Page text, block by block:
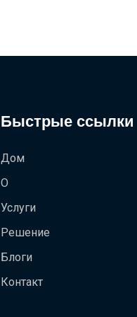
Быстрые ссылки
Дом
О
Услуги
Решение
Блоги
Контакт